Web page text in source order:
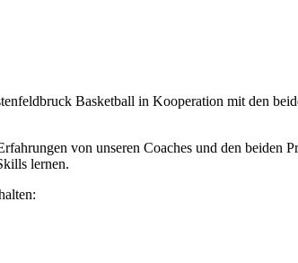
Basketball in Kooperation mit den
von unseren Coaches und den beiden
lernen.